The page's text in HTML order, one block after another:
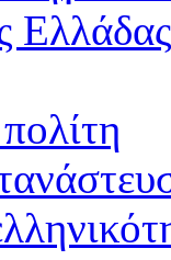
Ελλάδας